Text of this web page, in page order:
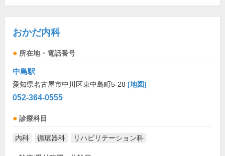
おかだ内科
所在地・電話番号
中島駅
愛知県名古屋市中川区東中島町5-28 [地図]
052-364-0555
診療科目
内科 循環器科 リハビリテーション科